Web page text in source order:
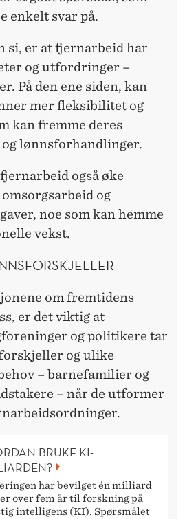
enkelt svar på.
si, er at fjernarbeid har
og utfordringer –
På den ene siden, kan
mer fleksibilitet og
kan fremme deres
lønnsforhandlinger.
også øke
og
noe som kan hemme
vekst.
om fremtidens
er det viktig at
og politikere tar
og ulike
– barnefamilier og
– når de utformer
BRUKE KI-
har bevilget én milliard
over fem år til forskning på
intelligens (KI). Spørsmålet